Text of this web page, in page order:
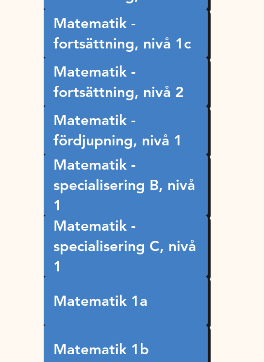
Matematik -
fortsättning, nivå 1c
Matematik -
fortsättning, nivå 2
Matematik -
fördjupning, nivå 1
Matematik -
specialisering B, nivå
1
Matematik -
specialisering C, nivå
1
Matematik 1a
Matematik 1b